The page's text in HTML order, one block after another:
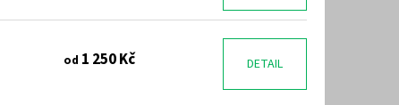
od 1 250 Kč DETAIL